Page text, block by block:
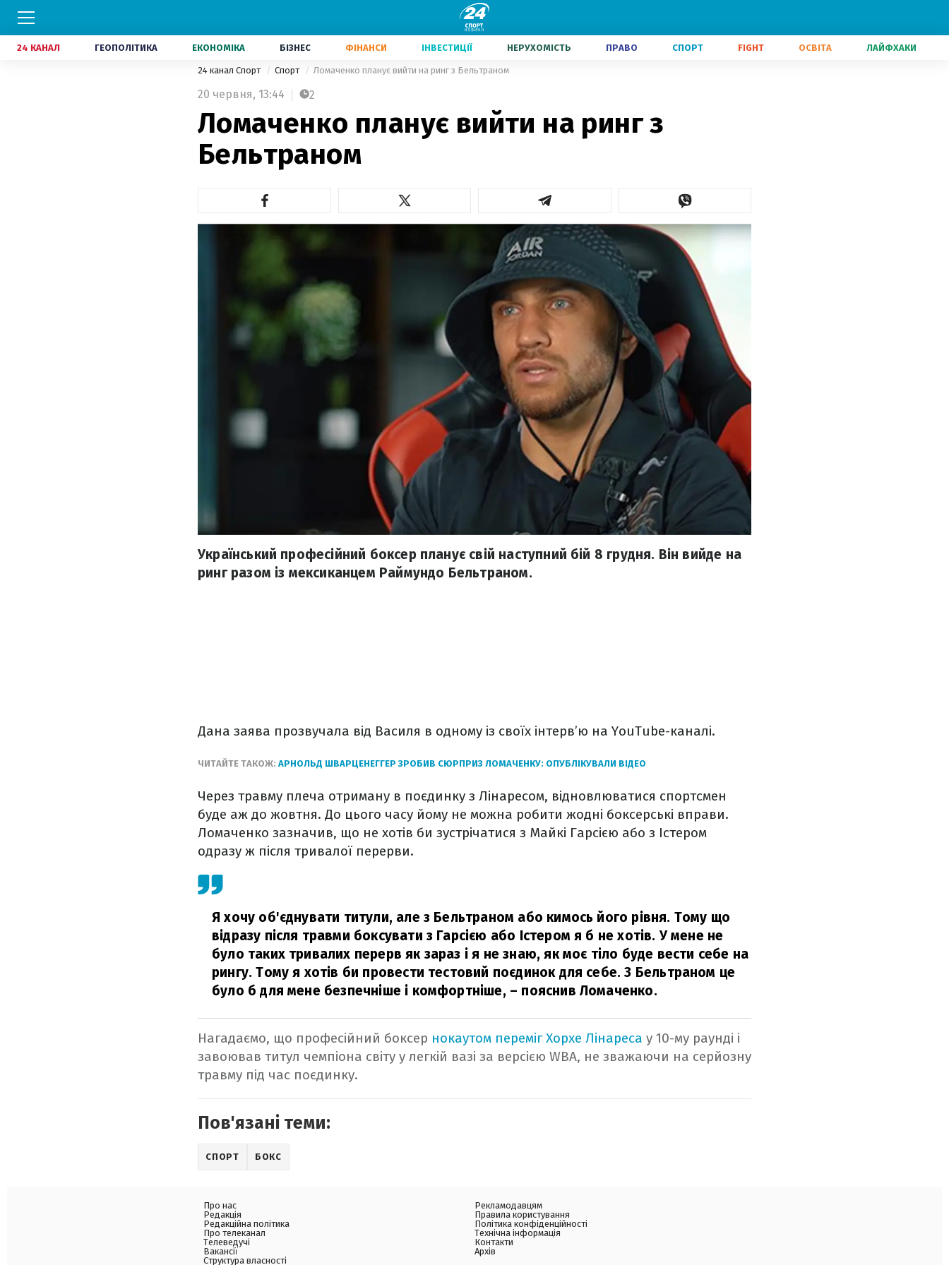
24 КАНАЛ ГЕОПОЛІТИКА ЕКОНОМІКА БІЗНЕС ФІНАНСИ ІНВЕСТИЦІЇ НЕРУХОМІСТЬ ПРАВО СПОРТ FIGHT ОСВІТА ЛАЙФХАКИ
24 канал Спорт Спорт Ломаченко планує вийти на ринг з Бельтраном
20 червня, 13:44 2
Ломаченко планує вийти на ринг з
Бельтраном
Український професійний боксер планує свій наступний бій 8 грудня. Він вийде на
ринг разом із мексиканцем Раймундо Бельтраном.
Дана заява прозвучала від Василя в одному із своїх інтерв’ю на YouTube-каналі.
ЧИТАЙТЕ ТАКОЖ: АРНОЛЬД ШВАРЦЕНЕГГЕР ЗРОБИВ СЮРПРИЗ ЛОМАЧЕНКУ: ОПУБЛІКУВАЛИ ВІДЕО
Через травму плеча отриману в поєдинку з Лінаресом, відновлюватися спортсмен
буде аж до жовтня. До цього часу йому не можна робити жодні боксерські вправи.
Ломаченко зазначив, що не хотів би зустрічатися з Майкі Гарсією або з Істером
одразу ж після тривалої перерви.
Я хочу об'єднувати титули, але з Бельтраном або кимось його рівня. Тому що
відразу після травми боксувати з Гарсією або Істером я б не хотів. У мене не
було таких тривалих перерв як зараз і я не знаю, як моє тіло буде вести себе на
рингу. Тому я хотів би провести тестовий поєдинок для себе. З Бельтраном це
було б для мене безпечніше і комфортніше, – пояснив Ломаченко.
Нагадаємо, що професійний боксер нокаутом переміг Хорхе Лінареса у 10-му раунді і
завоював титул чемпіона світу у легкій вазі за версією WBA, не зважаючи на серйозну
травму під час поєдинку.
Пов'язані теми:
СПОРТ БОКС
Про нас
Редакція
Редакційна політика
Про телеканал
Телеведучі
Вакансії
Структура власності
Рекламодавцям
Правила користування
Політика конфіденційності
Технічна інформація
Контакти
Архів